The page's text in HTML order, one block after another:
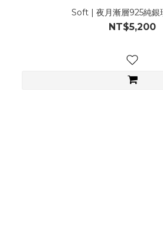
Soft | 夜月漸層925純銀
NT$5,200